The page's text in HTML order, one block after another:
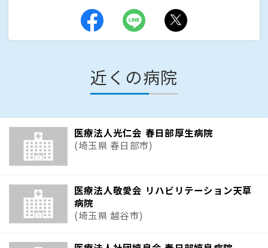
近くの病院
医療法人光仁会 春日部厚生病院
(埼玉県 春日部市)
医療法人敬愛会 リハビリテーション天草
病院
(埼玉県 越谷市)